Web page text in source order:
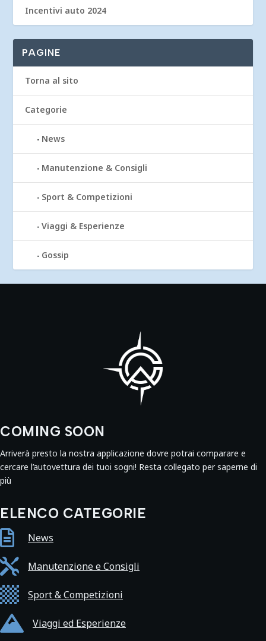
Incentivi auto 2024
PAGINE
Torna al sito
Categorie
News
Manutenzione & Consigli
Sport & Competizioni
Viaggi & Esperienze
Gossip
COMING SOON
Arriverà presto la nostra applicazione dovre potrai comparare e
cercare l’autovettura dei tuoi sogni! Resta collegato per saperne di
più
ELENCO CATEGORIE
 News
 Manutenzione e Consigli
 Sport & Competizioni
 Viaggi ed Esperienze